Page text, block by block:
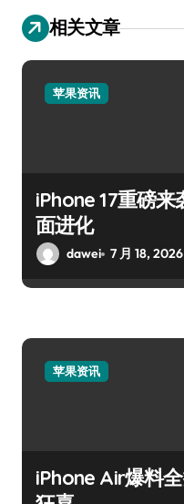
相关文章
苹果资讯
iPhone 17重磅
面进化
dawei 7 月 18, 2026
苹果资讯
iPhone Air爆料